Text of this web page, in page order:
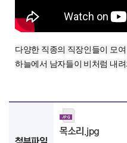
다양한 직종의 직장인들이 모
하늘에서 남자들이 비처럼 내
목소리.jpg